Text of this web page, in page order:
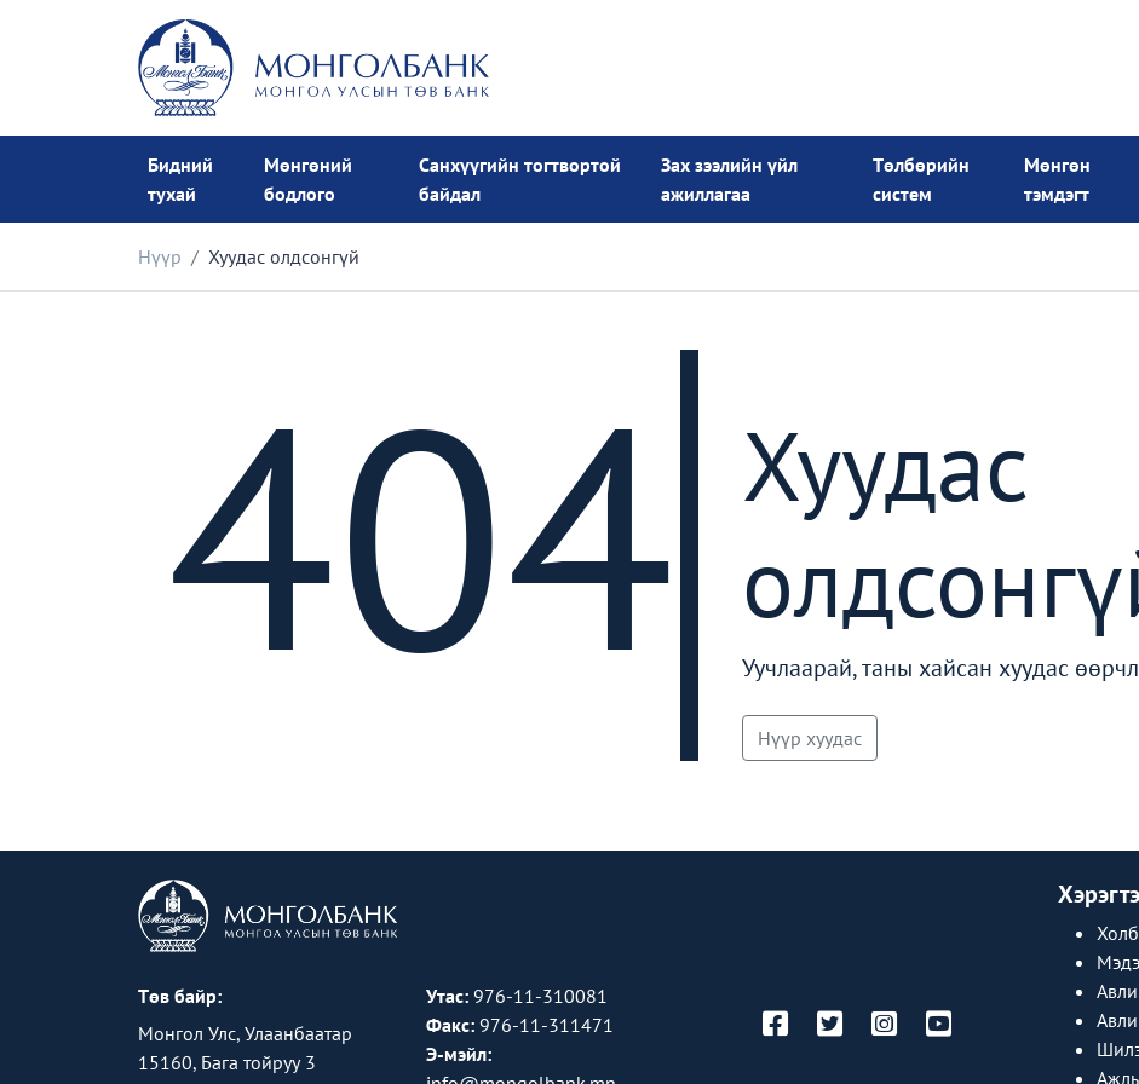
Бидний
тухай
Мөнгөний
бодлого
Санхүүгийн тогтвортой
байдал
Зах зээлийн үйл
ажиллагаа
Төлбөрийн
систем
Мөнгөн
тэмдэгт
Нүүр Хуудас олдсонгүй
404
Хуудас
Уучлаарай, таны хайсан хуудас
Нүүр хуудас
Төв байр:
Монгол Улс, Улаанбаатар
15160, Бага тойруу 3
Утас:976-11-310081
Факс:976-11-311471
Э-мэйл: